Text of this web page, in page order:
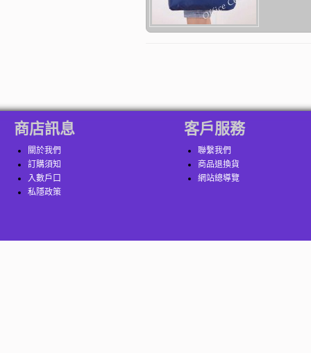
商店訊息
關於我們
訂購須知
入數戶口
私隱政策
客戶服務
聯繫我們
商品退換貨
網站總導覽